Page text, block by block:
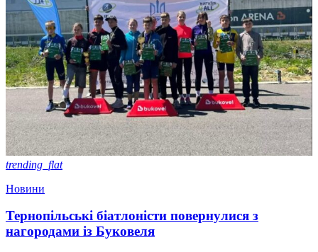
trending_flat
Новини
Тернопільські біатлоністи повернулися з
нагородами із Буковеля